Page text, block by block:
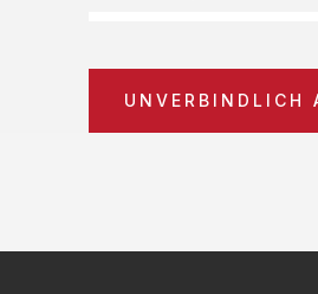
UNVERBINDLICH